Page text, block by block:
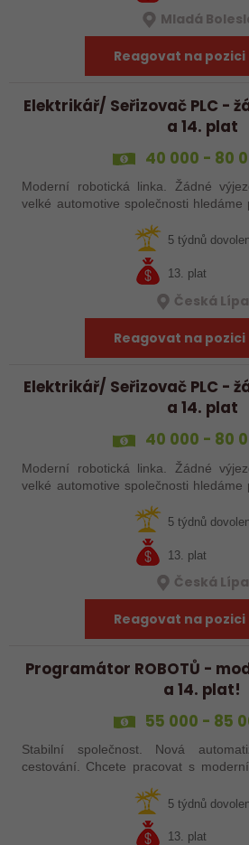
Mladá
Reagovat na pozici
Elektrikář/ Seřizovač PLC -
a 14. plat
40 000 - 80
Moderní robotická linka. Žádné
velké automotive společnosti hledáme
5 týdnů
13. plat
Česká Lípa
Reagovat na pozici
Elektrikář/ Seřizovač PLC -
a 14. plat
40 000 - 80
Moderní robotická linka. Žádné
velké automotive společnosti hledáme
5 týdnů
13. plat
Česká Lípa
Reagovat na pozici
Programátor ROBOTŮ -
a 14. plat!
55 000 - 85
Stabilní společnost. Nová
cestování. Chcete pracovat s moderní robotickou linkou, ale
šikovné absolventy…
5 týdnů
13. plat